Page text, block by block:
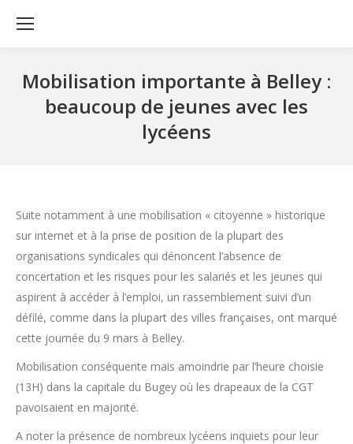
Mobilisation importante à Belley :
beaucoup de jeunes avec les
lycéens
Suite notamment à une mobilisation « citoyenne » historique
sur internet et à la prise de position de la plupart des
organisations syndicales qui dénoncent l’absence de
concertation et les risques pour les salariés et les jeunes qui
aspirent à accéder à l’emploi, un rassemblement suivi d’un
défilé, comme dans la plupart des villes françaises, ont marqué
cette journée du 9 mars à Belley.
Mobilisation conséquente mais amoindrie par l’heure choisie
(13H) dans la capitale du Bugey où les drapeaux de la CGT
pavoisaient en majorité.
A noter la présence de nombreux lycéens inquiets pour leur